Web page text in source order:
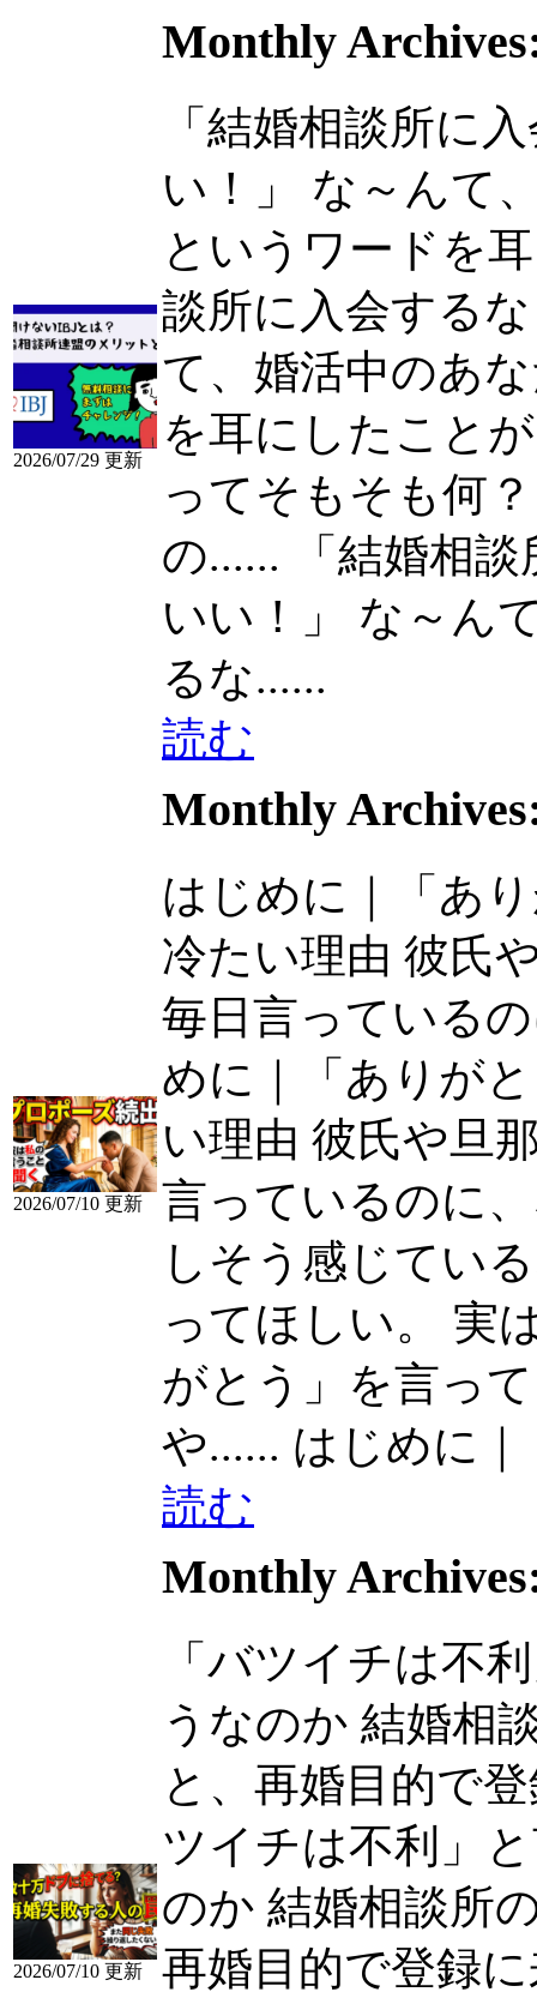
2026/07/29 更新
Monthly
「結婚相談所に
い！」 な～んて
というワードを
談所に入会する
て、婚活中のあ
を耳にしたこと
ってそもそも何
の......
「結婚相
いい！」 な～ん
るな......
読む
2026/07/10 更新
Monthly
はじめに｜「あ
冷たい理由 彼氏
毎日言っている
めに｜「ありが
い理由 彼氏や旦
言っているのに
しそう感じてい
ってほしい。 実
がとう」を言っ
や...... はじめに
読む
2026/07/10 更新
Monthly
「バツイチは不
うなのか 結婚相
と、再婚目的で
ツイチは不利」
のか 結婚相談所
再婚目的で登録